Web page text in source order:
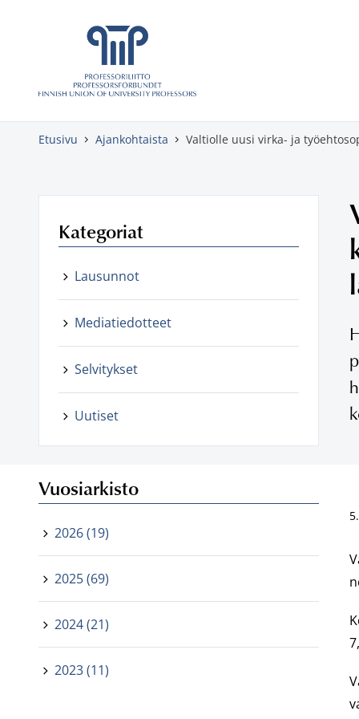
Skippaa sisältö
Etusivu Ajankohtaista Valtiolle uusi virka- ja
Kategoriat
Lausunnot
Mediatiedotteet
Selvitykset
Uutiset
Vuosiarkisto
2026 (19)
2025 (69)
2024 (21)
2023 (11)